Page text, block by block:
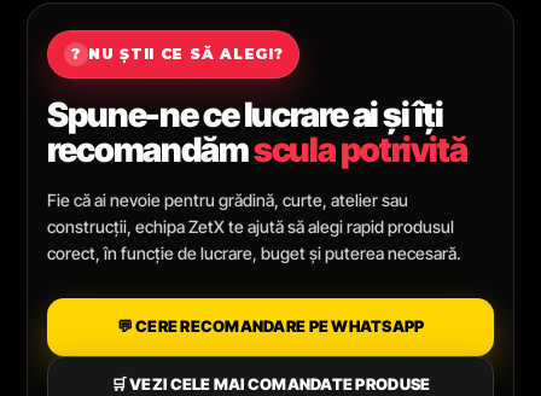
? NU ȘTII CE SĂ ALEGI?
Spune-ne ce lucrare ai și îți
recomandămscula potrivită
Fie că ai nevoie pentru grădină, curte, atelier sau
construcții, echipa ZetX te ajută să alegi rapid produsul
corect, în funcție de lucrare, buget și puterea necesară.
💬 CERE RECOMANDARE PE WHATSAPP
🛒 VEZI CELE MAI COMANDATE PRODUSE